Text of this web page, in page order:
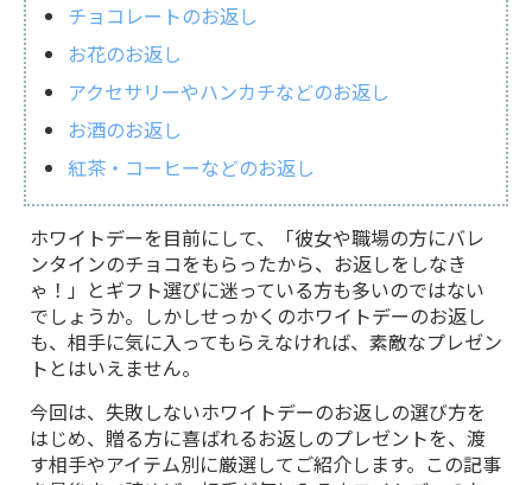
チョコレートのお返し
お花のお返し
アクセサリーやハンカチなどのお返し
お酒のお返し
紅茶・コーヒーなどのお返し
ホワイトデーを目前にして、「彼女や職場の方にバレ
ンタインのチョコをもらったから、お返しをしなき
ゃ！」とギフト選びに迷っている方も多いのではない
でしょうか。しかしせっかくのホワイトデーのお返し
も、相手に気に入ってもらえなければ、素敵なプレゼン
トとはいえません。
今回は、失敗しないホワイトデーのお返しの選び方を
はじめ、贈る方に喜ばれるお返しのプレゼントを、渡
す相手やアイテム別に厳選してご紹介します。この記事